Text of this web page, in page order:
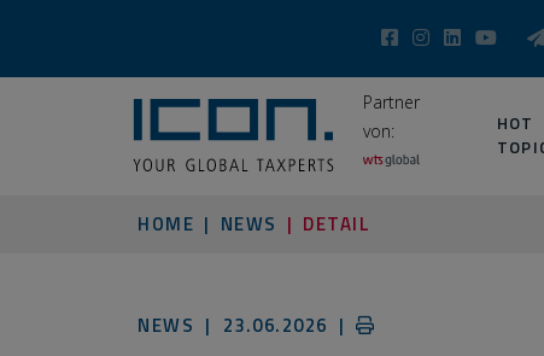
Partner
von:
HOT
HOME NEWS DETAIL
NEWS | 23.06.2026 |